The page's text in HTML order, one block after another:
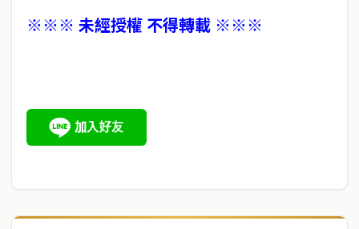
※※※ 未經授權 不得轉載 ※※※